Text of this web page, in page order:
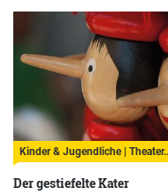
Kinder & Jugendliche | Theater..
Der gestiefelte Kater